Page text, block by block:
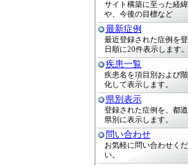
サイト構築に至った経緯
や、今後の目標など
最新症例
最近登録された症例を
日順に20件表示します。
疾患一覧
疾患名を項目別および
化して表示します。
県別表示
登録された症例を、都
県別に表示します。
問い合わせ
お気軽に問い合わせくだ
い。